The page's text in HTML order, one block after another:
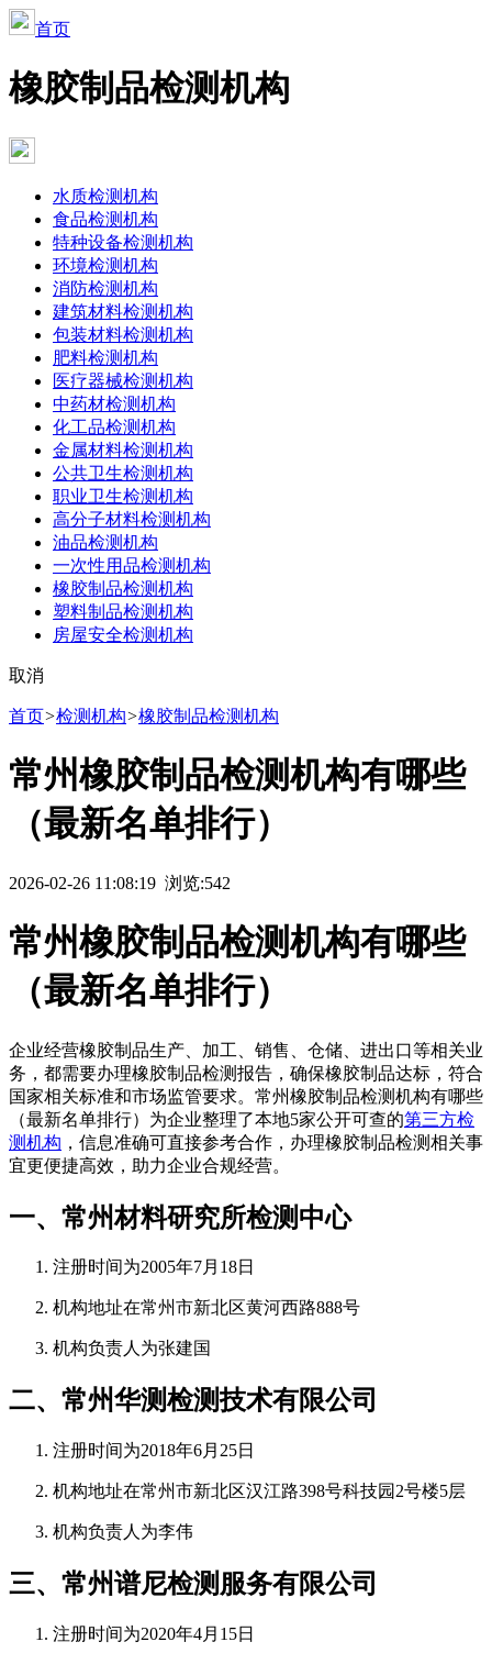
首页
橡胶制品检测机构
水质检测机构
食品检测机构
特种设备检测机构
环境检测机构
消防检测机构
建筑材料检测机构
包装材料检测机构
肥料检测机构
医疗器械检测机构
中药材检测机构
化工品检测机构
金属材料检测机构
公共卫生检测机构
职业卫生检测机构
高分子材料检测机构
油品检测机构
一次性用品检测机构
橡胶制品检测机构
塑料制品检测机构
房屋安全检测机构
取消
首页>检测机构>橡胶制品检测机构
常州橡胶制品检测机构有哪些
（最新名单排行）
2026-02-26 11:08:19 浏览:542
常州橡胶制品检测机构有哪些
（最新名单排行）
企业经营橡胶制品生产、加工、销售、仓储、进出口等相关业
务，都需要办理橡胶制品检测报告，确保橡胶制品达标，符合
国家相关标准和市场监管要求。常州橡胶制品检测机构有哪些
（最新名单排行）为企业整理了本地5家公开可查的第三方检
测机构 ，信息准确可直接参考合作，办理橡胶制品检测相关事
宜更便捷高效，助力企业合规经营。
一、常州材料研究所检测中心
注册时间为2005年7月18日
机构地址在常州市新北区黄河西路888号
机构负责人为张建国
二、常州华测检测技术有限公司
注册时间为2018年6月25日
机构地址在常州市新北区汉江路398号科技园2号楼5层
机构负责人为李伟
三、常州谱尼检测服务有限公司
注册时间为2020年4月15日